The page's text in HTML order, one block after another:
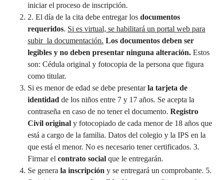
iniciar el proceso de inscripción.
2. El día de la cita debe entregar los documentos
requeridos. Si es virtual, se habilitará un portal web para
subir la documentación. Los documentos deben ser
legibles y no deben presentar ninguna alteración. Estos
son: Cédula original y fotocopia de la persona que figura
como titular.
Si es menor de edad se debe presentarla tarjeta de
identidad de los niños entre 7 y 17 años. Se acepta la
contraseña en caso de no tener el documento. Registro
Civil original y fotocopiado de cada menor de 18 años que
está a cargo de la familia. Datos del colegio y la IPS en la
que está el menor. No es necesario tener certificados. 3.
Firmar el contrato social que le entregarán.
Se genera la inscripción y se entregará un comprobante. 5.